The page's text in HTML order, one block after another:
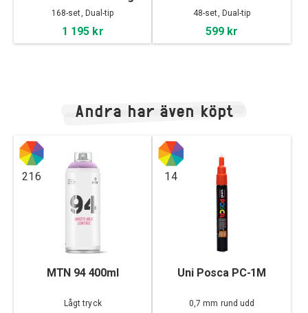
168-set, Dual-tip
1 195 kr
48-set, Dual-tip
599 kr
Andra har även köpt
216
MTN 94 400ml
Lågt tryck
14
Uni Posca PC-1M
0,7 mm rund udd